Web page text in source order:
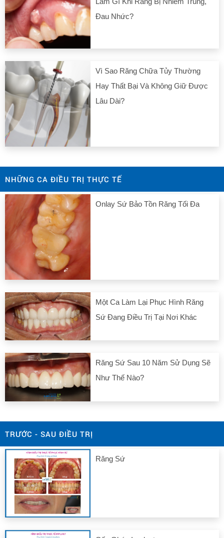
Đau Nhức?
Vì Sao Răng Chữa Tủy Thường
Hay Thất Bại Và Không Giữ Được
Lâu Dài?
NHỮNG CA ĐIỀU TRỊ THỰC TẾ
Onlay Sứ Bảo Tồn Răng Tối Đa
Một Ca Làm Lại Phục Hình Răng
Sứ Đang Điều Trị Tại Nơi Khác
Răng Sứ Sau 10 Năm Sử Dụng Sẽ
Như Thế Nào?
TRƯỚC - SAU ĐIỀU TRỊ
Răng Sứ